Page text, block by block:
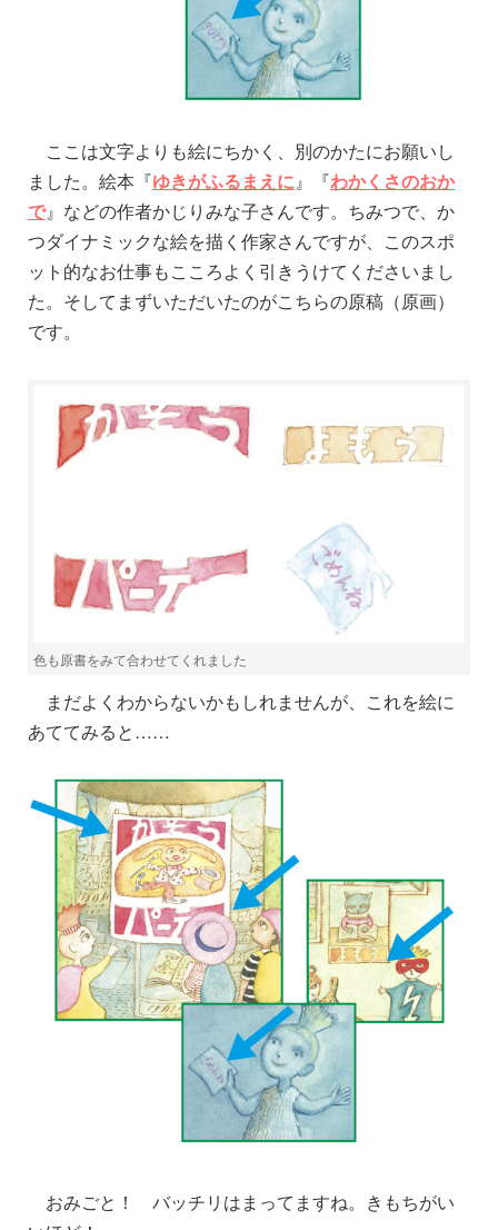
ここは文字よりも絵にちかく、別のかたにお願いし
ました。絵本『ゆきがふるまえに』『わかくさのおか
で』などの作者かじりみな子さんです。ちみつで、か
つダイナミックな絵を描く作家さんですが、このスポ
ット的なお仕事もこころよく引きうけてくださいまし
た。そしてまずいただいたのがこちらの原稿（原画）
です。
色も原書をみて合わせてくれました
まだよくわからないかもしれませんが、これを絵に
あててみると……
おみごと！ バッチリはまってますね。きもちがい